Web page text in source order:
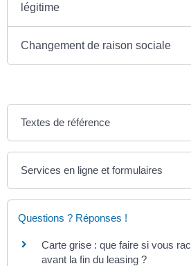
légitime
Changement de raison sociale
Textes de référence
Services en ligne et formulaires
Questions ? Réponses !
Carte grise : que faire si vous
avant la fin du leasing ?